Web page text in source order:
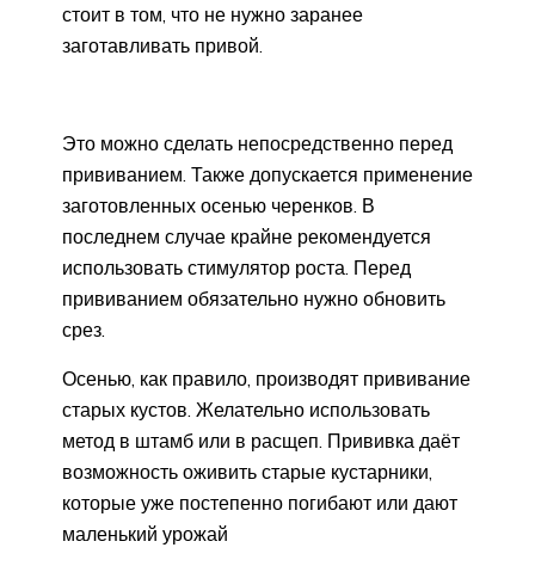
стоит в том, что не нужно заранее
заготавливать привой.
Это можно сделать непосредственно перед
прививанием. Также допускается применение
заготовленных осенью черенков. В
последнем случае крайне рекомендуется
использовать стимулятор роста. Перед
прививанием обязательно нужно обновить
срез.
Осенью, как правило, производят прививание
старых кустов. Желательно использовать
метод в штамб или в расщеп. Прививка даёт
возможность оживить старые кустарники,
которые уже постепенно погибают или дают
маленький урожай